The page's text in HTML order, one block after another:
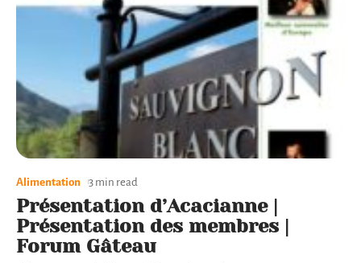
Alimentation 3 min read
Présentation d’Acacianne |
Présentation des membres |
Forum Gâteau